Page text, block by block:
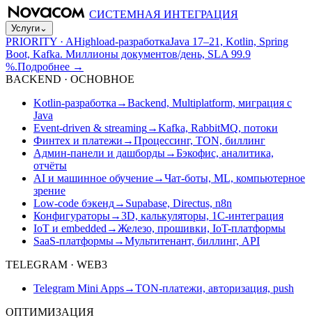
СИСТЕМНАЯ ИНТЕГРАЦИЯ
Услуги⌄
PRIORITY · AHighload-разработкаJava 17–21, Kotlin, Spring
Boot, Kafka. Миллионы документов/день, SLA 99.9
%.Подробнее →
BACKEND · ОСНОВНОЕ
Kotlin-разработка →Backend, Multiplatform, миграция с
Java
Event-driven & streaming→Kafka, RabbitMQ, потоки
Финтех и платежи →Процессинг, TON, биллинг
Админ-панели и дашборды→Бэкофис, аналитика,
отчёты
AI и машинное обучение→Чат-боты, ML, компьютерное
зрение
Low-code бэкенд→ Supabase, Directus, n8n
Конфигураторы→3D, калькуляторы, 1С-интеграция
IoT и embedded →Железо, прошивки, IoT-платформы
SaaS-платформы→Мультитенант, биллинг, API
TELEGRAM · WEB3
Telegram Mini Apps→TON-платежи, авторизация, push
ОПТИМИЗАЦИЯ